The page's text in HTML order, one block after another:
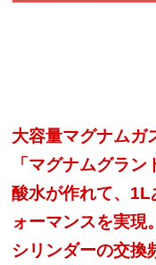
大容量マグナムガ
「マグナムグラ
酸水が作れて、
ォーマンスを実現。
シリンダーの交換